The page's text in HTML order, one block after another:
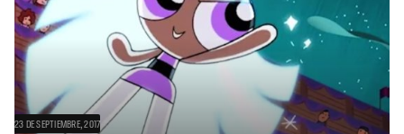
23 DE SEPTIEMBRE, 2017